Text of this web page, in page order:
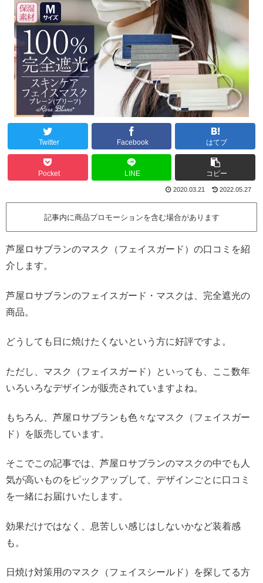
Twitter Facebook はてブ
Pocket LINE コピー
2020.03.21 2022.05.27
記事内に商品プロモーションを含む場合があります
芦屋ロサブランのマスク（フェイスガード）の口コミを紹
介します。
芦屋ロサブランのフェイスガード・マスクは、完全遮光の
商品。
どうしても日に焼けたくないという方に好評ですよ。
ただし、マスク（フェイスガード）といっても、ここ数年
いろいろなデザインが販売されていますよね。
もちろん、芦屋ロサブランも色々なマスク（フェイスガー
ド）を販売しています。
そこでこの記事では、芦屋ロサブランのマスクの中でも人
気が高いものをピックアップして、デザインごとに口コミ
を一緒にお届けいたします。
効果だけではなく、息苦しい感じはしないかなど装着感
も。
日焼け対策用のマスク（フェイスシールド）を探してる方